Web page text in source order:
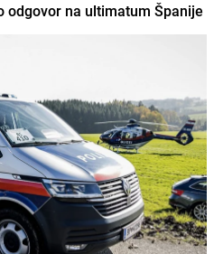
odgovor na ultimatum Španije